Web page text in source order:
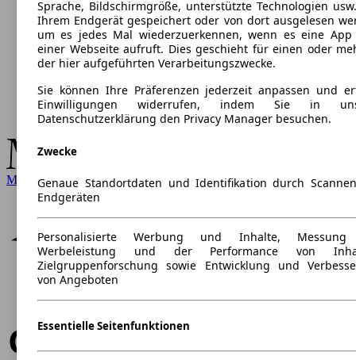
Mercedes-Benz
Sprache, Bildschirmgröße, unterstützte Technologien
Ihrem Endgerät gespeichert oder von dort ausgelesen
um es jedes Mal wiederzuerkennen, wenn es eine App
einer Webseite aufruft. Dies geschieht für einen oder
der hier aufgeführten Verarbeitungszwecke.
Sie können Ihre Präferenzen jederzeit anpassen und
Einwilligungen widerrufen, indem Sie in
Datenschutzerklärung den Privacy Manager besuchen.
Zwecke
Genaue Standortdaten und Identifikation durch
Endgeräten
Personalisierte Werbung und Inhalte,
Werbeleistung und der Performance von
Zielgruppenforschung sowie Entwicklung und
von Angeboten
Essentielle Seitenfunktionen